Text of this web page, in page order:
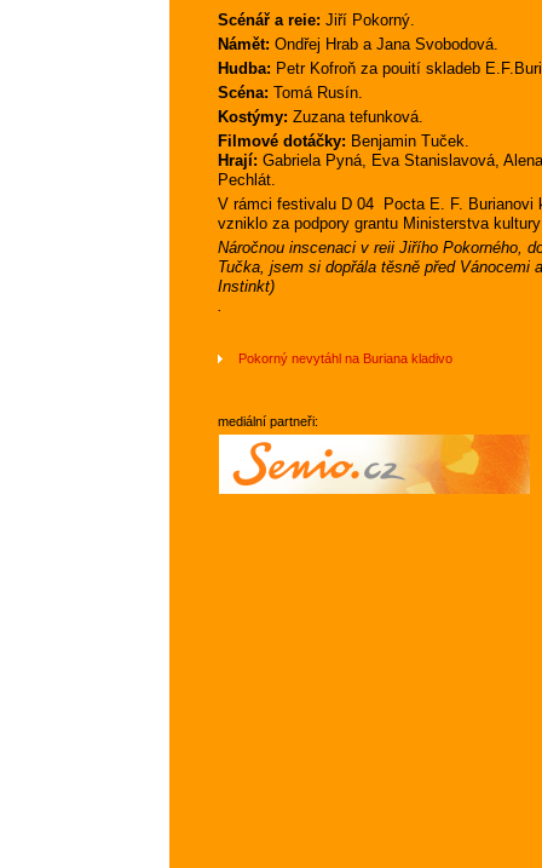
Scénář a reie: Jiří Pokorný.
Námět: Ondřej Hrab a Jana Svobodová.
Hudba: Petr Kofroň za pouití skladeb
Scéna: Tomá Rusín.
Kostýmy: Zuzana tefunková.
Filmové dotáčky: Benjamin Tuček.
Hrají: Gabriela Pyná, Eva Stanislavová,
Pechlát.
V rámci festivalu D 04  Pocta E. F.
vzniklo za podpory grantu Ministerstva
Náročnou inscenaci v reii Jiřího Pokorného,
Tučka, jsem si dopřála těsně před Vánocemi
Instinkt)
.
Pokorný nevytáhl na Buriana kladivo
mediální partneři: